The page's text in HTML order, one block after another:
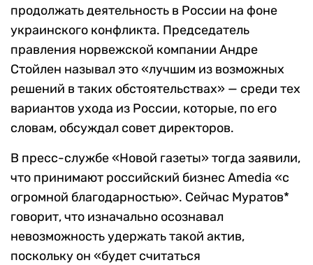
продолжать деятельность в России на фоне
украинского конфликта. Председатель
правления норвежской компании Андре
Стойлен называл это «лучшим из возможных
решений в таких обстоятельствах» — среди тех
вариантов ухода из России, которые, по его
словам, обсуждал совет директоров.
В пресс-службе «Новой газеты» тогда заявили,
что принимают российский бизнес Amedia «с
огромной благодарностью». Сейчас Муратов*
говорит, что изначально осознавал
невозможность удержать такой актив,
поскольку он «будет считаться